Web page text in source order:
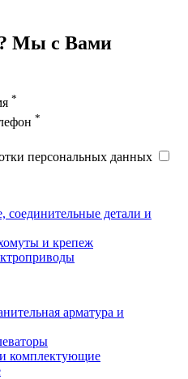
Мы с Вами
*
*
персональных данных
соединительные детали и
и крепеж
арматура и
комплектующие